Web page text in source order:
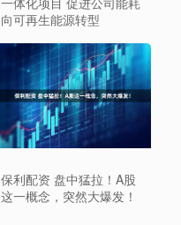
向可再生能源转型
保利配资 盘中猛拉！A股
这一概念，突然大爆发！